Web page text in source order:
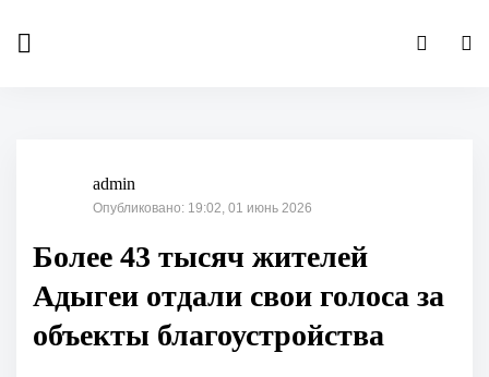
admin
Опубликовано: 19:02, 01 июнь 2026
Более 43 тысяч жителей
Адыгеи отдали свои голоса за
объекты благоустройства